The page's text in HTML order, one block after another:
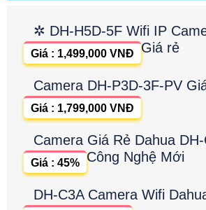
✲ DH-H5D-5F Wifi IP
Giá rẻ
Giá : 1,499,000 VNĐ
Camera DH-P3D-3F-PV
Giá : 1,799,000 VNĐ
Camera Giá Rẻ Dahua
Công Nghệ Mới
Giá : 45%
DH-C3A Camera Wifi